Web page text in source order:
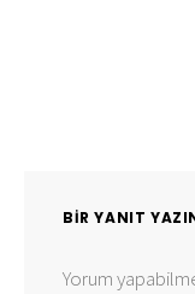
BIR YANIT
Yorum